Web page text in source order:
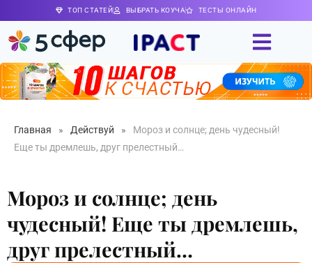
ТОП СТАТЕЙ ВЫБРАТЬ КОУЧА ТЕСТЫ ОНЛАЙН
Главная » Действуй »
Мороз и солнце; день чудесный!
Еще ты дремлешь, друг прелестный…
Мороз и солнце; день
чудесный! Еще ты дремлешь,
друг прелестный…